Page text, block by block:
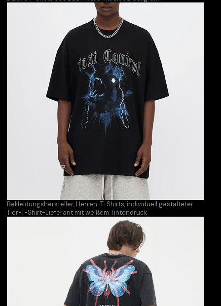
Bekleidungshersteller, Herren-T-Shirts, individuell gestalteter
Tier-T-Shirt-Lieferant mit weißem Tintendruck